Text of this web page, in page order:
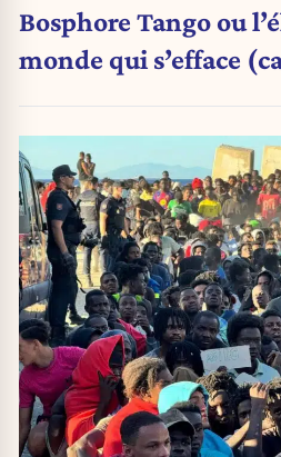
Bosphore Tango ou
monde qui s’efface